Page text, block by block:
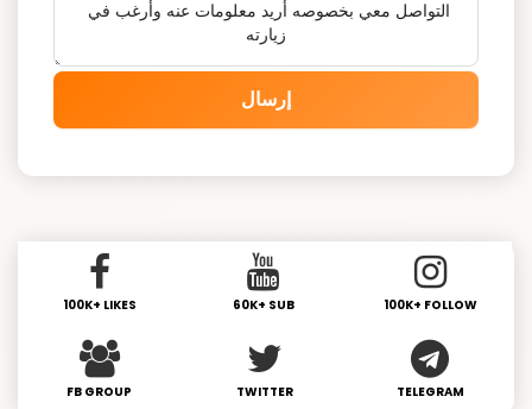
إرسال
100K+ LIKES 60K+ SUB 100K+ FOLLOW
FB GROUP TWITTER TELEGRAM